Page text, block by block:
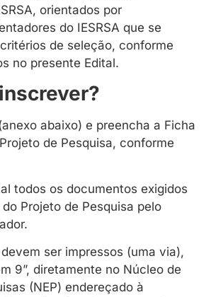
orientados por
do IESRSA que se
de seleção, conforme
no presente Edital.
abaixo) e preencha a Ficha
de Pesquisa, conforme
todos os documentos exigidos
Projeto de Pesquisa pelo
ser impressos (uma via),
9”, diretamente no Núcleo de
(NEP) endereçado à